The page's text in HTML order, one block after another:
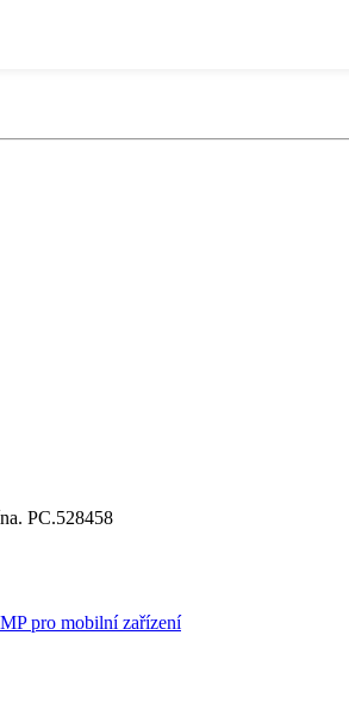
PC.528458
pro mobilní zařízení